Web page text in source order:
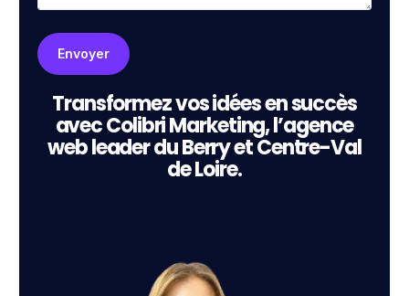
Transformez vos idées en succès
avec Colibri Marketing, l’agence
web leader du Berry et Centre-Val
de Loire.